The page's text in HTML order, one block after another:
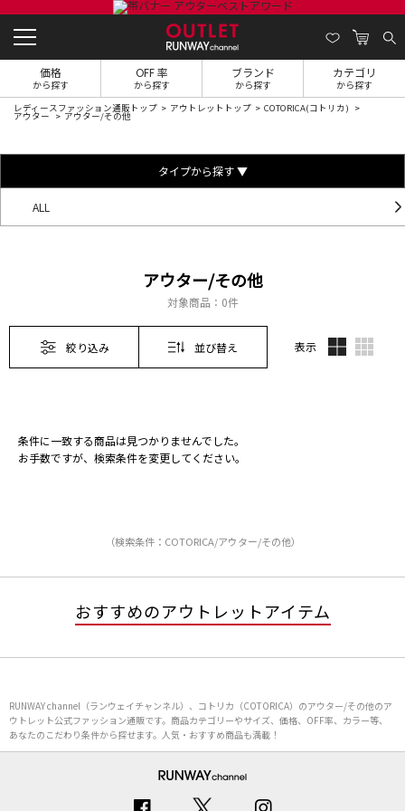
価格
から探す
OFF 率
から探す
ブランド
から探す
カテゴリ
から探す
レディースファッション通販トップ アウトレットトップ COTORICA(コトリカ)
アウター アウター/その他
タイプから探す ▼
ALL
アウター/その他
対象商品： 0件
絞り込み 並び替え 表示
条件に一致する商品は見つかりませんでした。
お手数ですが、検索条件を変更してください。
（検索条件：COTORICA/アウター/その他）
おすすめのアウトレットアイテム
RUNWAY channel（ランウェイチャンネル）、コトリカ（COTORICA）のアウター/その他のア
ウトレット公式ファッション通販です。商品カテゴリーやサイズ、価格、OFF率、カラー等、
あなたのこだわり条件から探せます。人気・おすすめ商品も満載！